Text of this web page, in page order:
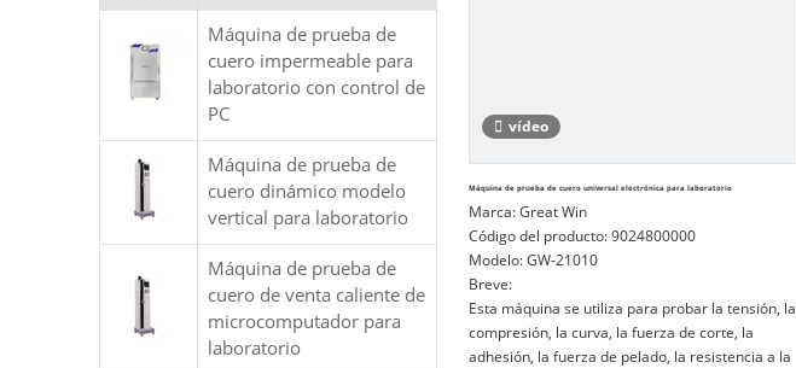
Máquina de prueba de
cuero impermeable para
laboratorio con control de
PC
Máquina de prueba de
cuero dinámico modelo
vertical para laboratorio
Máquina de prueba de
cuero de venta caliente de
microcomputador para
laboratorio
vídeo
Máquina de prueba de cuero universal electrónica para laboratorio
Marca:Great Win
Código del producto:9024800000
Modelo:GW-21010
Breve:
Esta máquina se utiliza para probar la tensión, la
compresión, la curva, la fuerza de corte, la
adhesión, la fuerza de pelado, la resistencia a la